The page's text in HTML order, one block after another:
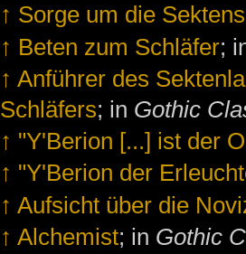
↑ Sorge um die
↑ Beten zum Schläfer;
↑ Anführer des
Schläfers; in Gothic
↑ "Y'Berion [...] ist der
↑ "Y'Berion der
↑ Aufsicht über die
↑ Alchemist; in Gothic